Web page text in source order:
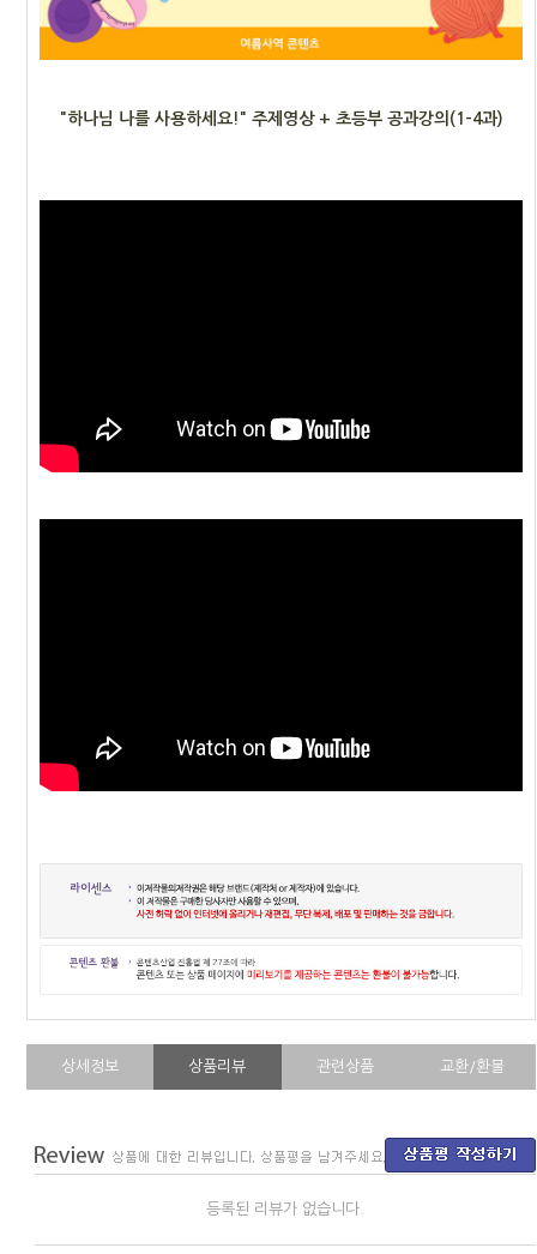
"하나님 나를 사용하세요!" 주제영상 + 초등부 공과강의(1-4과)
상세정보 상품리뷰 관련상품 교환/환불
등록된 리뷰가 없습니다.